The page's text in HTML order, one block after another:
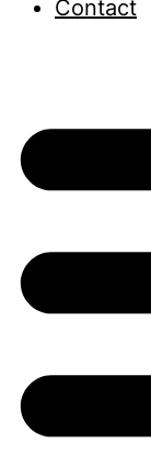
Contact